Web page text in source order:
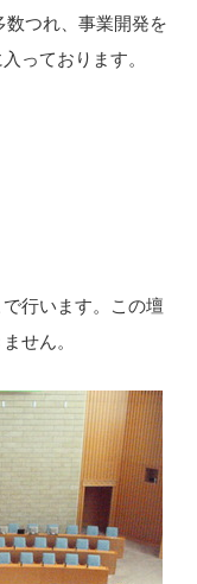
つれ、事業開発を
っております。
行います。この壇
せん。